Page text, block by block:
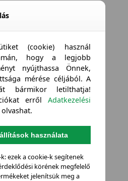
(cookie) használ
hogy a legjobb
nyújthassa Önnek,
mérése céljából. A
bármikor letilthatja!
errőlAdatkezelési
használata
ezek a cookie-k segítenek
körének megfelelő
jelenítsük meg a